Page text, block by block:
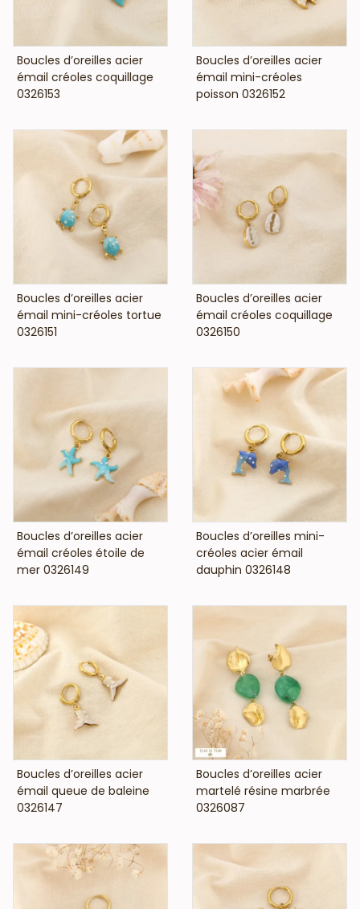
VOIR LE PRIX
Boucles d’oreilles acier
émail créoles coquillage
0326153
VOIR LE PRIX
Boucles d’oreilles acier
émail mini-créoles
poisson 0326152
VOIR LE PRIX
Boucles d’oreilles acier
émail mini-créoles tortue
0326151
VOIR LE PRIX
Boucles d’oreilles acier
émail créoles coquillage
0326150
VOIR LE PRIX
Boucles d’oreilles acier
émail créoles étoile de
mer 0326149
VOIR LE PRIX
Boucles d’oreilles mini-
créoles acier émail
dauphin 0326148
VOIR LE PRIX
Boucles d’oreilles acier
émail queue de baleine
0326147
VOIR LE PRIX
Boucles d’oreilles acier
martelé résine marbrée
0326087